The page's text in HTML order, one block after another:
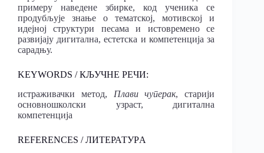
примеру наведене збирке, код ученика се
продубљује знање о тематској, мотивској и
идејној структури песама и истовремено се
развијају дигитална, естетска и компетенција за
сарадњу.
KEYWORDS / КЉУЧНЕ РЕЧИ:
истраживачки метод, Плави чуперак, старији
основношколски узраст, дигитална
компетенција
REFERENCES / ЛИТЕРАТУРA